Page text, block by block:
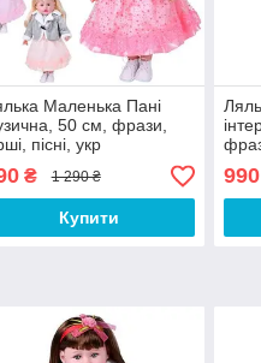
Маленька Пані
50 см, фрази,
пісні, укр
₴ 1 290 ₴
Купити
990